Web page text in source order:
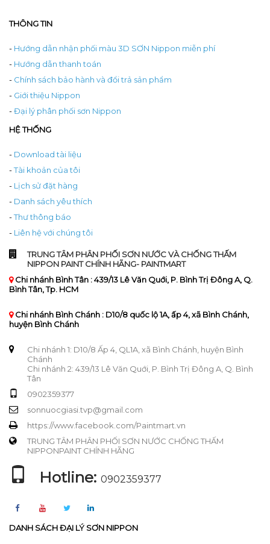
THÔNG TIN
- Hướng dẫn nhận phối màu 3D SƠN Nippon miễn phí
- Hướng dẫn thanh toán
- Chính sách bảo hành và đổi trả sản phẩm
- Giới thiệu Nippon
-Đại lý phân phối sơn Nippon
HỆ THỐNG
- Download tài liệu
-Tài khoản của tôi
- Lịch sử đặt hàng
- Danh sách yêu thích
-Thư thông báo
- Liên hệ với chúng tôi
TRUNG TÂM PHÂN PHỐI SƠN NƯỚC VÀ CHỐNG THẤM
NIPPON PAINT CHÍNH HÃNG- PAINTMART
Chi nhánh Bình Tân : 439/13 Lê Văn Quới, P. Bình Trị Đông A, Q.
Bình Tân, Tp. HCM
Chi nhánh Bình Chánh : D10/8 quốc lộ 1A, ấp 4, xã Bình Chánh,
huyện Bình Chánh
Chi nhánh 1: D10/8 Ấp 4, QL1A, xã Bình Chánh, huyện Bình
Chánh
Chi nhánh 2: 439/13 Lê Văn Quới, P. Bình Trị Đông A, Q. Bình
Tân
0902359377
sonnuocgiasi.tvp@gmail.com
https://www.facebook.com/Paintmart.vn
TRUNG TÂM PHÂN PHỐI SƠN NƯỚC CHỐNG THẤM
NIPPONPAINT CHÍNH HÃNG
Hotline: 0902359377
DANH SÁCH ĐẠI LÝ SƠN NIPPON